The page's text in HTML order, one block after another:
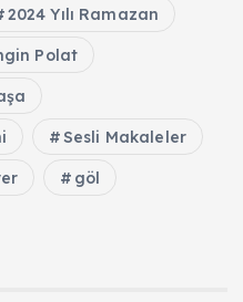
2024 Yılı Ramazan
Polat
Sesli Makaleler
göl